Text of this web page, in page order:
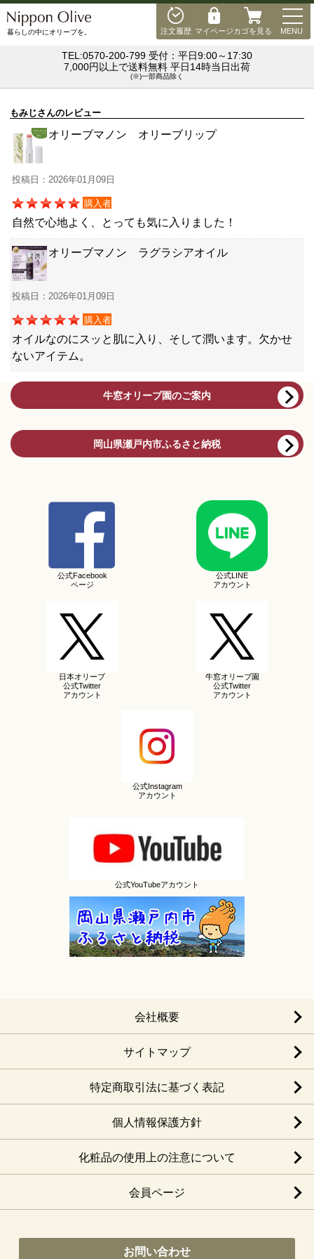
注文履歴 マイページカゴを見る MENU
暮らしの中にオリーブを。
TEL:0570-200-799 受付：平日9:00～17:30
7,000円以上で送料無料 平日14時当日出荷
(※)一部商品除く
もみじさんのレビュー
オリーブマノン オリーブリップ
投稿日：2026年01月09日
購入者
自然で心地よく、とっても気に入りました！
オリーブマノン ラグラシアオイル
投稿日：2026年01月09日
購入者
オイルなのにスッと肌に入り、そして潤います。欠かせ
ないアイテム。
牛窓オリーブ園のご案内
岡山県瀬戸内市ふるさと納税
公式Facebook
ページ
公式LINE
アカウント
日本オリーブ
公式Twitter
アカウント
牛窓オリーブ園
公式Twitter
アカウント
公式Instagram
アカウント
公式YouTubeアカウント
会社概要
サイトマップ
特定商取引法に基づく表記
個人情報保護方針
化粧品の使用上の注意について
会員ページ
お問い合わせ